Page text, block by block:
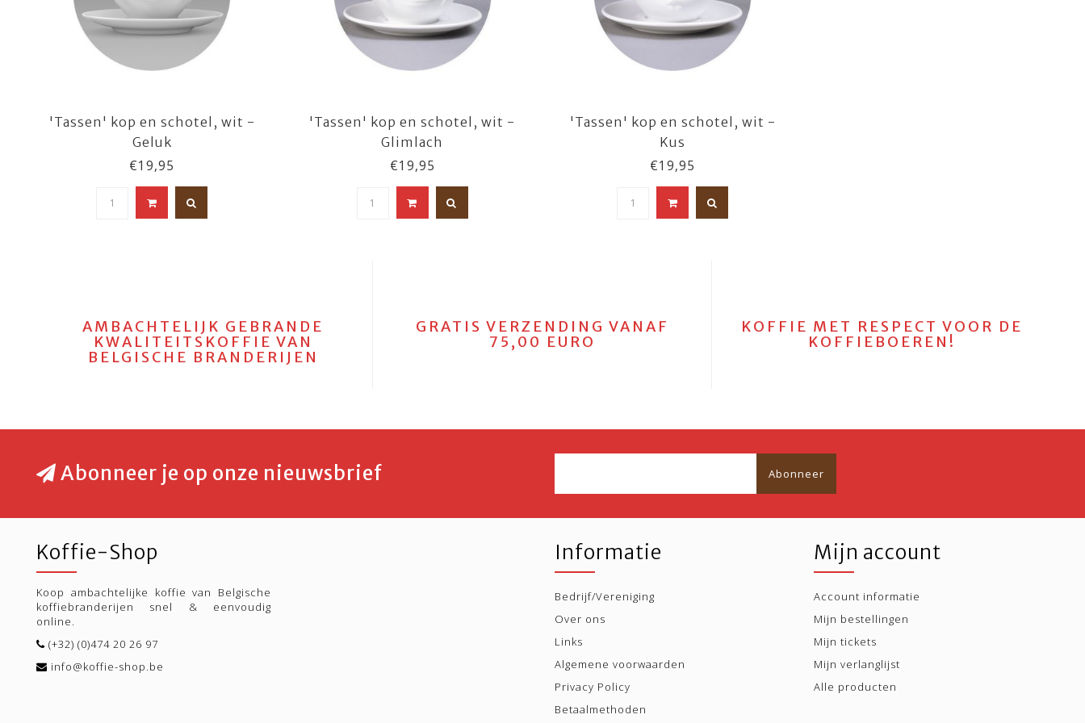
'Tassen' kop en schotel, wit -
Geluk
€19,95
'Tassen' kop en schotel, wit -
Glimlach
€19,95
'Tassen' kop en schotel, wit -
Kus
€19,95
AMBACHTELIJK GEBRANDE
KWALITEITSKOFFIE VAN
BELGISCHE BRANDERIJEN
GRATIS VERZENDING VANAF
75,00 EURO
KOFFIE MET RESPECT VOOR DE
KOFFIEBOEREN!
Abonneer je op onze nieuwsbrief Abonneer
Koffie-Shop
Koop ambachtelijke koffie van Belgische
koffiebranderijen snel & eenvoudig
online.
(+32) (0)474 20 26 97
info@koffie-shop.be
Informatie
Bedrijf/Vereniging
Over ons
Links
Algemene voorwaarden
Privacy Policy
Betaalmethoden
Mijn account
Account informatie
Mijn bestellingen
Mijn tickets
Mijn verlanglijst
Alle producten